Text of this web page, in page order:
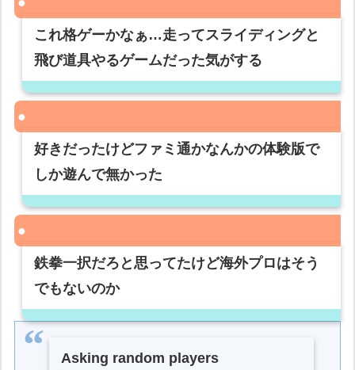
これ格ゲーかなぁ…走ってスライディングと
飛び道具やるゲームだった気がする
好きだったけどファミ通かなんかの体験版で
しか遊んで無かった
鉄拳一択だろと思ってたけど海外プロはそう
でもないのか
Asking random players